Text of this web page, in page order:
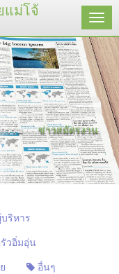
แม่โจ้ เมนู
รรม ข่าวสมัครงาน
ริหาร
วอิ่มอุ่น
อื่นๆ